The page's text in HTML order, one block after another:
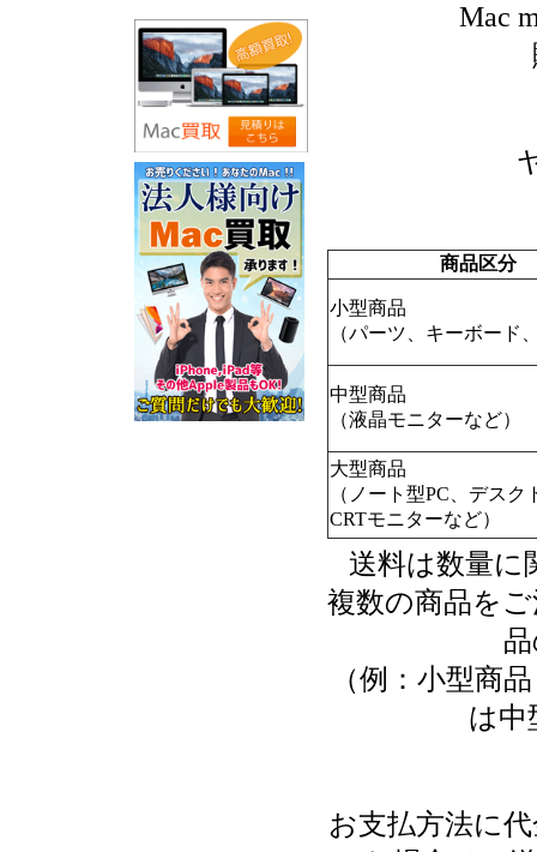
Mac
商品区分
小型商品
（パーツ、キーボード
中型商品
（液晶モニターなど）
大型商品
（ノート型PC、デスク
CRTモニターなど）
送料は数量に
複数の商品を
（例：小型商
は中
お支払方法に